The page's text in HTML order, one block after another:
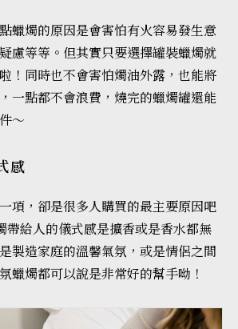
蠟燭的原因是會害怕有火容易發生意
慮等等。但其實只要選擇罐裝蠟燭就
！同時也不會害怕燭油外露，也能將
一點都不會浪費，燒完的蠟燭罐還能
～
感
項，卻是很多人購買的最主要原因吧
帶給人的儀式感是擴香或是香水都無
製造家庭的溫馨氣氛，或是情侶之間
蠟燭都可以說是非常好的幫手呦！